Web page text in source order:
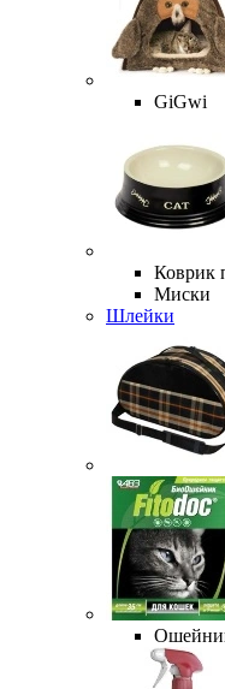
GiGwi
Коврик
Миски
Шлейки